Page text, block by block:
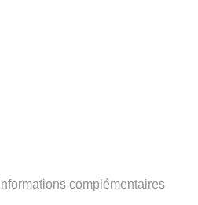
Informations complémentaires